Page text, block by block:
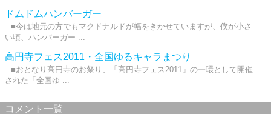
ドムドムハンバーガー
■今は地元の方でもマクドナルドが幅をきかせていますが、僕が小さ
い頃、ハンバーガー ...
高円寺フェス2011・全国ゆるキャラまつり
■おとなり高円寺のお祭り、「高円寺フェス2011」の一環として開催
された「全国ゆ ...
コメント一覧